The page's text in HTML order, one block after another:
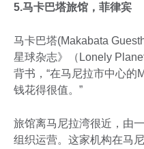
5.马卡巴塔旅馆，菲律宾
马卡巴塔(Makabata
星球杂志》（Lonely
背书，“在马尼拉市中心的
钱花得很值。”
旅馆离马尼拉湾很近，由
组织运营。这家机构在马